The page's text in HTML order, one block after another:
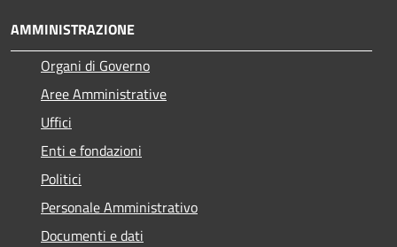
AMMINISTRAZIONE
Organi di Governo
Aree Amministrative
Uffici
Enti e fondazioni
Politici
Personale Amministrativo
Documenti e dati